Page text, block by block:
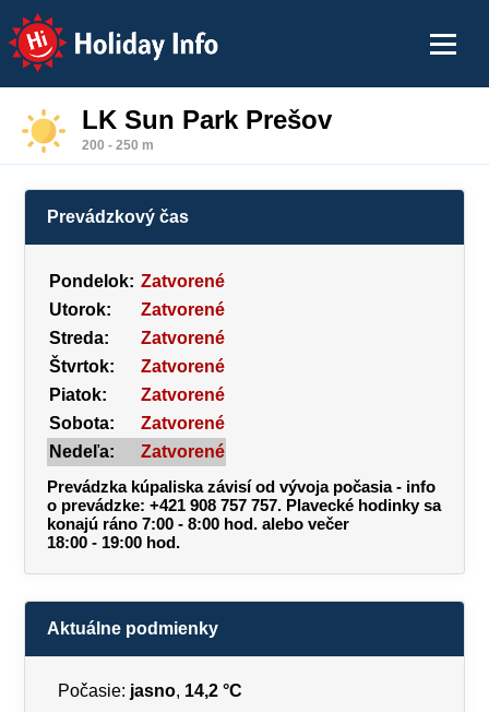
Holiday Info
LK Sun Park Prešov
200 - 250 m
Prevádzkový čas
Pondelok: Zatvorené
Utorok:
Zatvorené
Streda:
Zatvorené
Štvrtok:
Zatvorené
Piatok:
Zatvorené
Sobota:
Zatvorené
Nedeľa:
Zatvorené
Prevádzka kúpaliska závisí od vývoja počasia - info
o prevádzke: +421 908 757 757. Plavecké hodinky sa
konajú ráno 7:00 - 8:00 hod. alebo večer
18:00 - 19:00 hod.
Aktuálne podmienky
Počasie: jasno, 14,2 °C